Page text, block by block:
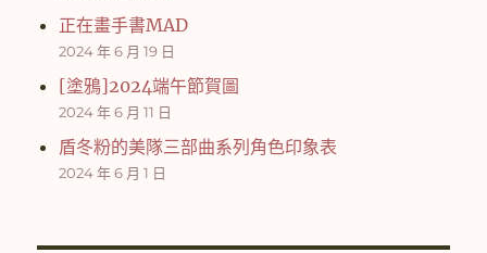
正在畫手書MAD
2024 年 6 月 19 日
[塗鴉]2024端午節賀圖
2024 年 6 月 11 日
盾冬粉的美隊三部曲系列角色印象表
2024 年 6 月 1 日